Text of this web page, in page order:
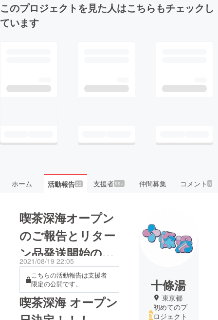
このプロジェクトを見た人はこちらもチェックし
ています
ホーム 活動報告23 支援者99+ 仲間募集 コメント3
喫茶深海オープン
のご報告とリター
ン品発送開始のお
知らせ
2021/08/19 22:05
こちらの活動報告は支援者
限定の公開です。
喫茶深海 オープン
十條湯
東京都
初めてのプ
ロジェクト